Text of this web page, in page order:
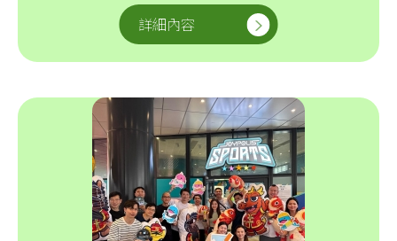
詳細內容